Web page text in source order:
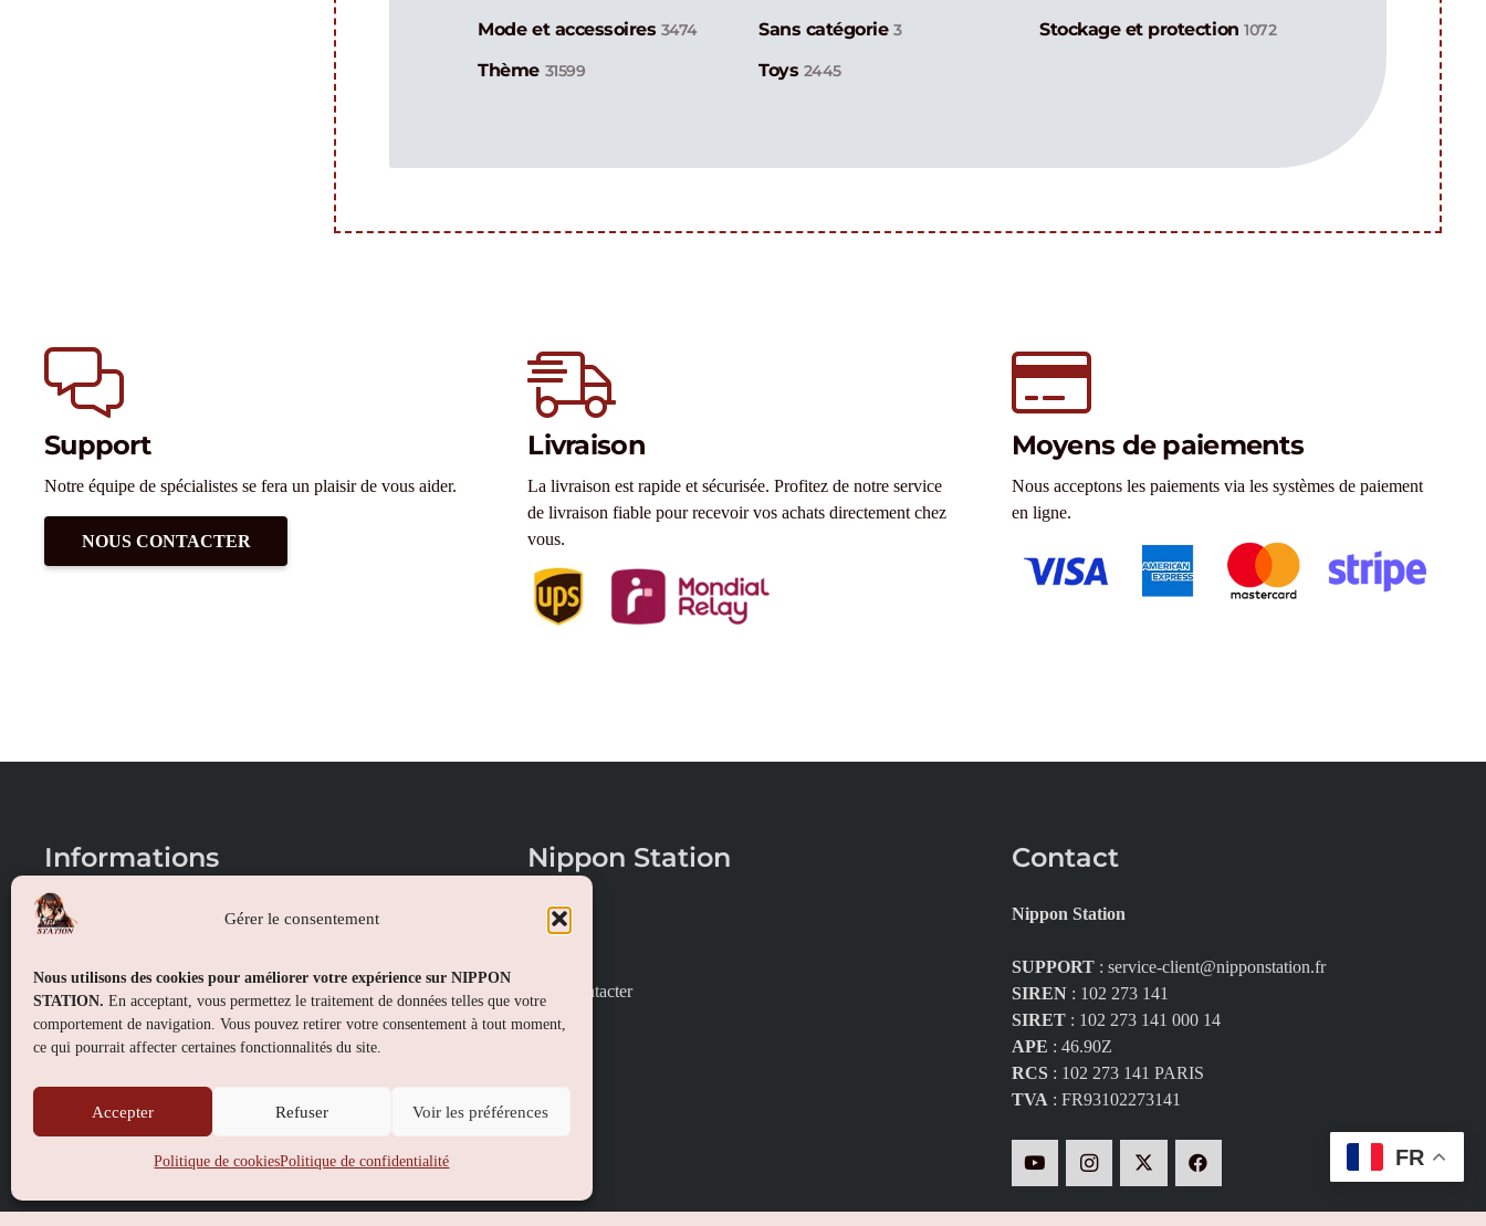
Gérer le consentement
Nous utilisons des cookies pour améliorer votre expérience sur NIPPON
STATION. En acceptant, vous permettez le traitement de données telles que votre
comportement de navigation. Vous pouvez retirer votre consentement à tout moment,
ce qui pourrait affecter certaines fonctionnalités du site.
Accepter Refuser Voir les préférences
Politique de cookiesPolitique de confidentialité
Mode et accessoires 3474 Sans catégorie3 Stockage et protection1072
Thème 31599 Toys 2445
Support
Notre équipe de spécialistes se fera un plaisir de vous aider.
NOUS CONTACTER
Livraison
La livraison est rapide et sécurisée. Profitez de notre service
de livraison fiable pour recevoir vos achats directement chez
vous.
Moyens de paiements
Nous acceptons les paiements via les systèmes de paiement
en ligne.
Informations
Conditions générales de vente
Politique de confidentialité
Politique de cookies (UE)
Nippon Station
À propos
Nous contacter
Contact
Nippon Station
SUPPORT: service-client@nipponstation.fr
SIREN: 102 273 141
SIRET: 102 273 141 000 14
APE : 46.90Z
RCS: 102 273 141 PARIS
TVA: FR93102273141
FR